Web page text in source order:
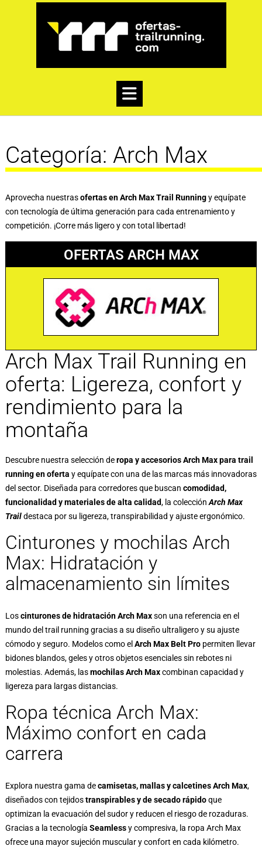
Categoría: Arch Max
Aprovecha nuestrasofertas en Arch Max Trail Runningy equípate
con tecnología de última generación para cada entrenamiento y
competición. ¡Corre más ligero y con total libertad!
OFERTAS ARCH MAX
Arch Max Trail Running en
oferta: Ligereza, confort y
rendimiento para la
montaña
Descubre nuestra selección deropa y accesorios Arch Max para trail
running en oferta y equípate con una de las marcas más innovadoras
del sector. Diseñada para corredores que buscan comodidad,
funcionalidad y materiales de alta calidad, la colecciónArch Max
Traildestaca por su ligereza, transpirabilidad y ajuste ergonómico.
Cinturones y mochilas Arch
Max: Hidratación y
almacenamiento sin límites
Loscinturones de hidratación Arch Maxson una referencia en el
mundo del trail running gracias a su diseño ultraligero y su ajuste
cómodo y seguro. Modelos como el Arch Max Belt Propermiten llevar
bidones blandos, geles y otros objetos esenciales sin rebotes ni
molestias. Además, lasmochilas Arch Maxcombinan capacidad y
ligereza para largas distancias.
Ropa técnica Arch Max:
Máximo confort en cada
carrera
Explora nuestra gama decamisetas, mallas y calcetines Arch Max,
diseñados con tejidostranspirables y de secado rápidoque
optimizan la evacuación del sudor y reducen el riesgo de rozaduras.
Gracias a la tecnología Seamlessy compresiva, la ropa Arch Max
ofrece una mayor sujeción muscular y confort en cada kilómetro.